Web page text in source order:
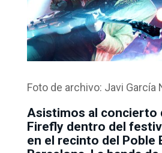
Foto de archivo: Javi García
Asistimos al concierto
Firefly dentro del
en el recinto del Poble